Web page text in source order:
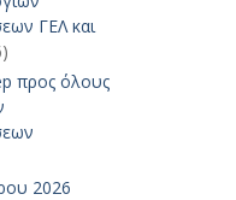
ΓΕΛ και
προς όλους
2026